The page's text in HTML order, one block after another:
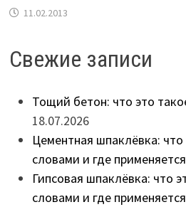
11.02.2013
Свежие записи
Тощий бетон: что это
18.07.2026
Цементная шпаклёвка:
словами и где применяется
Гипсовая шпаклёвка: что
словами и где применяется